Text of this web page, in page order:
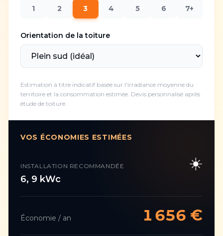
1 2 3 4 5 6 7+
Orientation de la toiture
Estimation à titre indicatif basée sur l'irradiance moyenne du
territoire et la consommation estimée. Devis personnalisé après
étude de toiture.
VOS ÉCONOMIES ESTIMÉES
INSTALLATION RECOMMANDÉE
6, 9 kWc
☀️
Économie / an 1 656 €